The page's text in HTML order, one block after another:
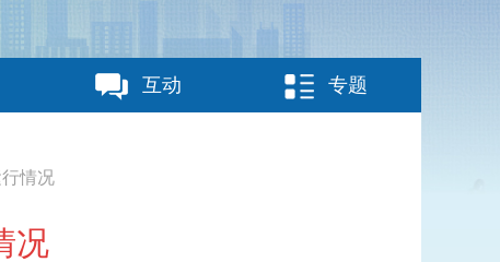
互动 专题
情况
况